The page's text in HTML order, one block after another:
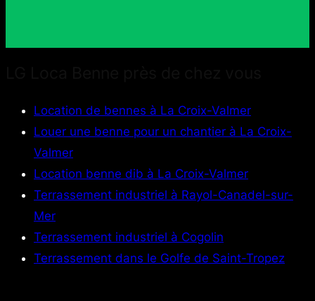
Location de bennes à La Croix-Valmer
Louer une benne pour un chantier à La Croix-
Valmer
Location benne dib à La Croix-Valmer
Terrassement industriel à Rayol-Canadel-sur-
Mer
Terrassement industriel à Cogolin
Terrassement dans le Golfe de Saint-Tropez